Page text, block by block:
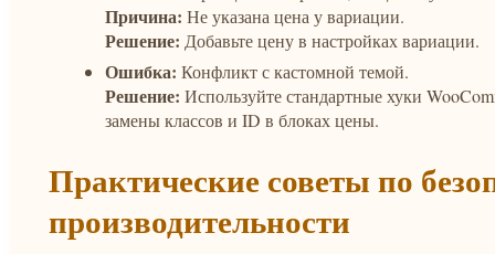
Причина: Не указана цена у вариации.
Решение: Добавьте цену в настройках вариации.
Ошибка: Конфликт с кастомной темой.
Решение: Используйте стандартные хуки
замены классов и ID в блоках цены.
Практические советы по
производительности